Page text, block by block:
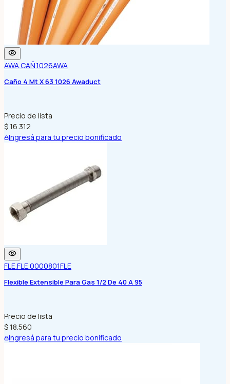
AWA.CAÑ.1026AWA
Caño 4 Mt X 63 1026 Awaduct
Precio de lista
$ 16.312
Ingresá para tu precio bonificado
FLE.FLE.0000801FLE
Flexible Extensible Para Gas 1/2 De 40 A 95
Precio de lista
$ 18.560
Ingresá para tu precio bonificado